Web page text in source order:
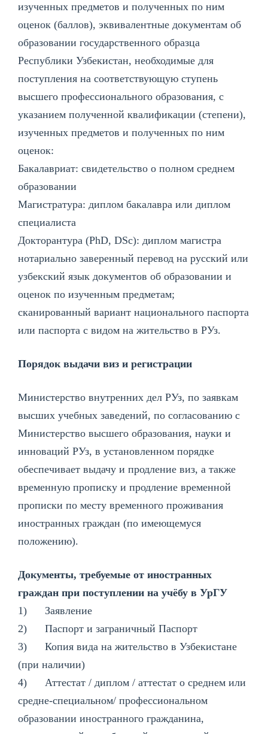
изученных предметов и полученных по ним
оценок (баллов), эквивалентные документам об
образовании государственного образца
Республики Узбекистан, необходимые для
поступления на соответствующую ступень
высшего профессионального образования, с
указанием полученной квалификации (степени),
изученных предметов и полученных по ним
оценок:
Бакалавриат: свидетельство о полном среднем
образовании
Магистратура: диплом бакалавра или диплом
специалиста
Докторантура (PhD, DSc): диплом магистра
нотариально заверенный перевод на русский или
узбекский язык документов об образовании и
оценок по изученным предметам;
сканированный вариант национального паспорта
или паспорта с видом на жительство в РУз.
Порядок выдачи виз и регистрации
Министерство внутренних дел РУз, по заявкам
высших учебных заведений, по согласованию с
Mинистерство высшего образования, науки и
инноваций РУз, в установленном порядке
обеспечивает выдачу и продление виз, а также
временную прописку и продление временной
прописки по месту временного проживания
иностранных граждан (по имеющемуся
положению).
Документы, требуемые от иностранных
граждан при поступлении на учёбу в УрГУ
1) Заявление
2) Паспорт и заграничный Паспорт
3) Копия вида на жительство в Узбекистане
(при наличии)
4) Аттестат / диплом / аттестат о среднем или
средне-специальном/ профессиональном
образовании иностранного гражданина,